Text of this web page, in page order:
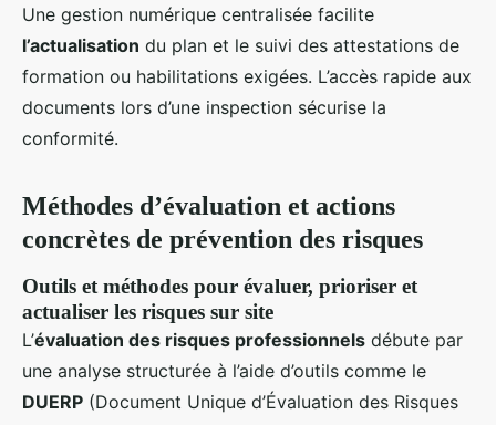
Une gestion numérique centralisée facilite
l’actualisation du plan et le suivi des attestations de
formation ou habilitations exigées. L’accès rapide aux
documents lors d’une inspection sécurise la
conformité.
Méthodes d’évaluation et actions
concrètes de prévention des risques
Outils et méthodes pour évaluer, prioriser et
actualiser les risques sur site
L’évaluation des risques professionnels débute par
une analyse structurée à l’aide d’outils comme le
DUERP (Document Unique d’Évaluation des Risques